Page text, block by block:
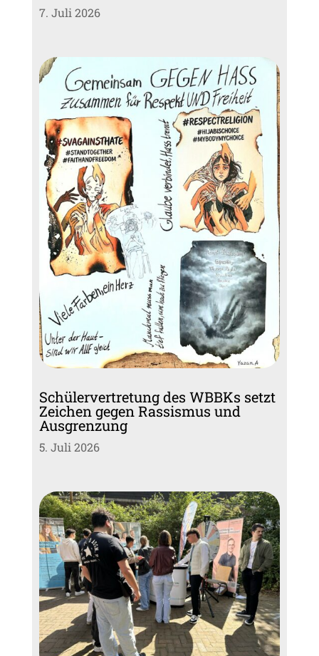
7. Juli 2026
Schülervertretung des WBBKs setzt
Zeichen gegen Rassismus und
Ausgrenzung
5. Juli 2026